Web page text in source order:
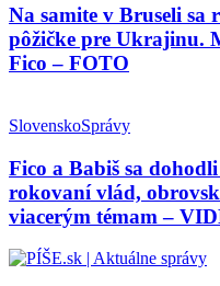
Na samite v Bruseli sa
pôžičke pre Ukrajinu.
Fico – FOTO
SlovenskoSprávy
Fico a Babiš sa
rokovaní vlád,
viacerým témam –